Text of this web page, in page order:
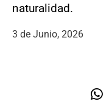
naturalidad.
3 de Junio, 2026